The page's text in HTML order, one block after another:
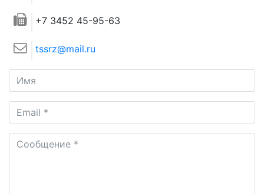
+7 3452 45-95-63
tssrz@mail.ru